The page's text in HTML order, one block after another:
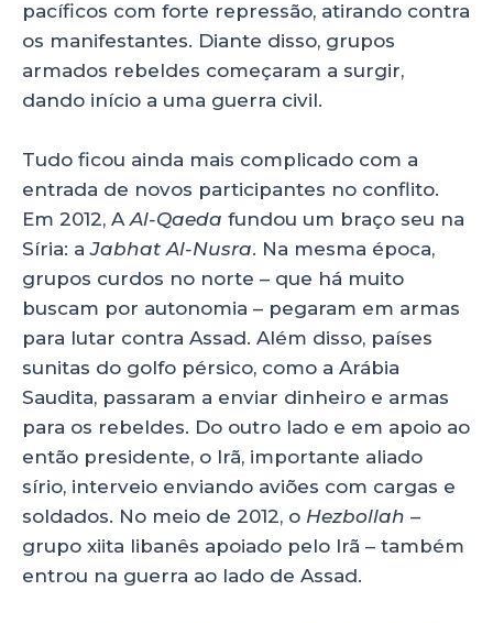
pacíficos com forte repressão, atirando contra
os manifestantes. Diante disso, grupos
armados rebeldes começaram a surgir,
dando início a uma guerra civil.
Tudo ficou ainda mais complicado com a
entrada de novos participantes no conflito.
Em 2012, AAl-Qaeda fundou um braço seu na
Síria: aJabhat Al-Nusra. Na mesma época,
grupos curdos no norte – que há muito
buscam por autonomia – pegaram em armas
para lutar contra Assad. Além disso, países
sunitas do golfo pérsico, como a Arábia
Saudita, passaram a enviar dinheiro e armas
para os rebeldes. Do outro lado e em apoio ao
então presidente, o Irã, importante aliado
sírio, interveio enviando aviões com cargas e
soldados. No meio de 2012, o Hezbollah –
grupo xiita libanês apoiado pelo Irã – também
entrou na guerra ao lado de Assad.